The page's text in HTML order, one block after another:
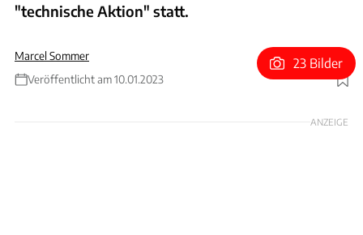
"technische Aktion" statt.
Marcel Sommer
Veröffentlicht am 10.01.2023
Foto: BMW
23 Bilder
ANZEIGE